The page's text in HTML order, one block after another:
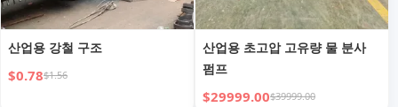
산업용 강철 구조
$0.78$1.56
산업용 초고압 고유량 물 분사
펌프
$29999.00$39999.00